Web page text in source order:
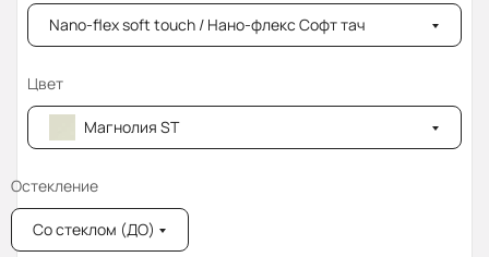
Nano-flex soft touch / Нано-флекс Софт тач
Цвет
Магнолия ST
Остекление
Со стеклом (ДО)